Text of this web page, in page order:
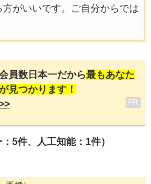
がいいです。ご自分からでは
員数日本一だから最もあなた
見つかります！
PR
5件、人工知能：1件）